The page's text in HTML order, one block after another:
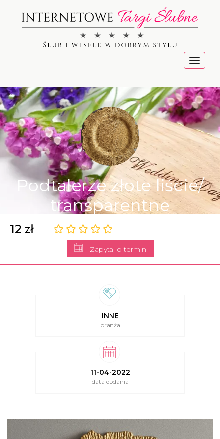
Menu
Podtalerze złote liście/
transparentne
12 zł
Zapytaj o termin
INNE
branża
11-04-2022
data dodania